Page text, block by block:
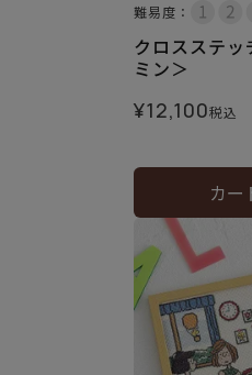
難易度：
クロスステッ
ミン＞
¥12,100税込
カー